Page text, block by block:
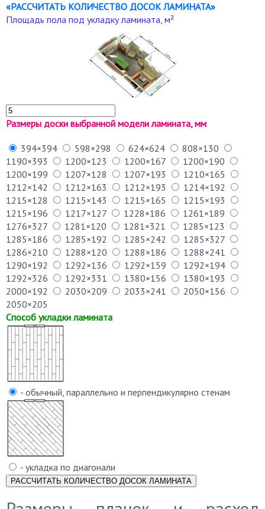
«РАССЧИТАТЬ КОЛИЧЕСТВО ДОСОК ЛАМИНАТА»
Площадь пола под укладку ламината, м²
Размеры доски выбранной модели ламината, мм
394×394 598×298 624×624
808×130
1190×393
1200×123 1200×167
1200×190
1200×199
1207×128 1207×193
1210×165
1212×142
1212×163 1212×193
1214×192
1215×128
1215×143 1215×165
1215×193
1215×196
1217×127 1228×186
1261×189
1276×327
1281×120 1281×321
1285×123
1285×186
1285×192 1285×242
1285×327
1286×210
1288×120 1288×186
1288×241
1290×192
1292×136 1292×159
1292×194
1292×326
1292×331 1380×156
1380×193
2000×192
2030×209 2033×241
2050×156
2050×205
Способ укладки ламината
- обычный, параллельно и перпендикулярно стенам
- укладка по диагонали